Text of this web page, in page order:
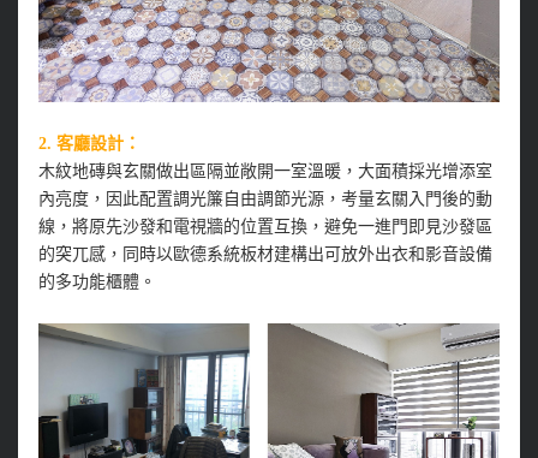
2. 客廳設計：
木紋地磚與玄關做出區隔並敞開一室溫暖，大面積採光增添室
內亮度，因此配置調光簾自由調節光源，考量玄關入門後的動
線，將原先沙發和電視牆的位置互換，避免一進門即見沙發區
的突兀感，同時以歐德系統板材建構出可放外出衣和影音設備
的多功能櫃體。